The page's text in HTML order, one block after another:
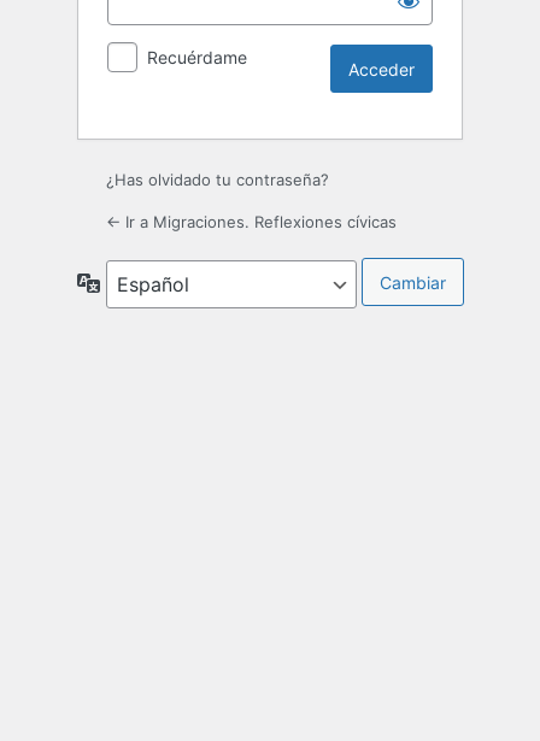
Recuérdame
¿Has olvidado tu contraseña?
← Ir a Migraciones. Reflexiones cívicas
Idioma